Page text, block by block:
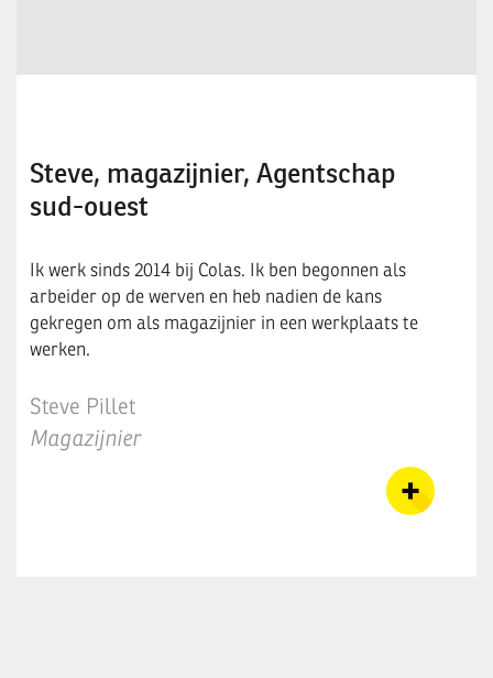
Steve, magazijnier, Agentschap
sud-ouest
Ik werk sinds 2014 bij Colas. Ik ben begonnen als
arbeider op de werven en heb nadien de kans
gekregen om als magazijnier in een werkplaats te
werken.
Steve Pillet
Magazijnier